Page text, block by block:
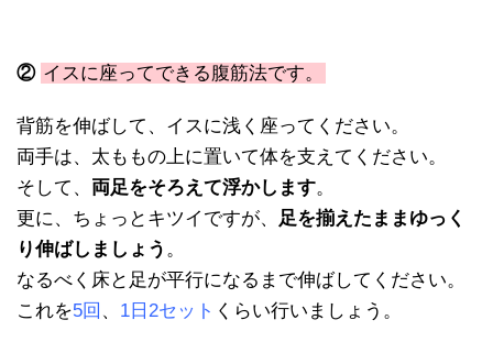
② イスに座ってできる腹筋法です。
背筋を伸ばして、イスに浅く座ってください。
両手は、太ももの上に置いて体を支えてください。
そして、 両足をそろえて浮かします。
更に、ちょっとキツイですが、
足を揃えたままゆっく
り伸ばしましょう 。
なるべく床と足が平行になるまで伸ばしてください。
これを5回 、 1日2セット くらい行いましょう。